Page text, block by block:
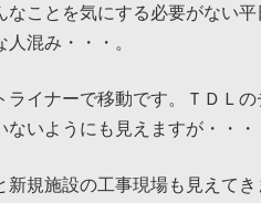
なことを気にする必要がない
人混み・・・。
ライナーで移動です。ＴＤＬ
ないようにも見えますが・・・
新規施設の工事現場も見えて